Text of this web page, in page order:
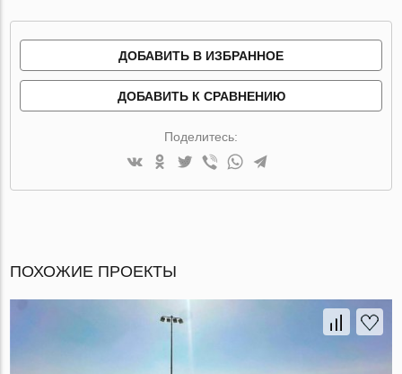
ДОБАВИТЬ В ИЗБРАННОЕ
ДОБАВИТЬ К СРАВНЕНИЮ
Поделитесь:
ПОХОЖИЕ ПРОЕКТЫ